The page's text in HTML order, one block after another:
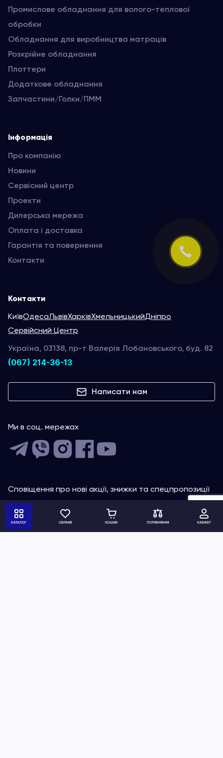
Промислове обладнання для волого-теплової
обробки
Обладнання для виробництва матраців
Розкрійне обладнання
Плоттери
Додаткове обладнання
Запчастини/Голки/ПММ
Інформація
Про компанію
Новини
Сервісний центр
Проекти
Дилерська мережа
Оплата і доставка
Гарантія та повернення
Контакти
Контакти
КиївОдесаЛьвівХарківХмельницькийДніпро
Сервійсний Центр
Україна, 03138, пр-т Валерія Лобановського, буд. 82
(067) 214-36-13
Написати нам
Ми в соц. мережах
Сповіщення про нові акції, знижки та спецпропозиції